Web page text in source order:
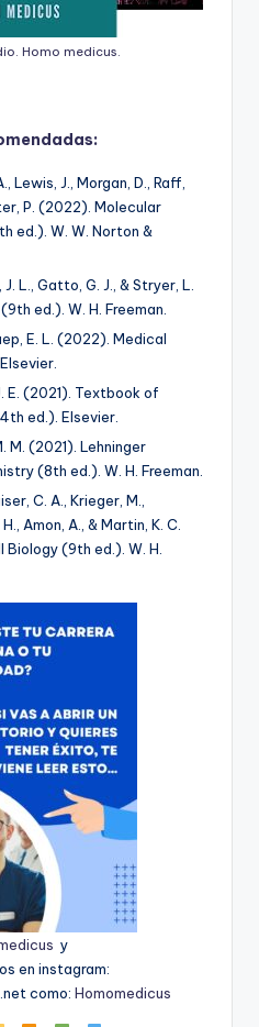
Homo medicus.
Lewis, J., Morgan, D., Raff,
P. (2022). Molecular
ed.). W. W. Norton &
L., Gatto, G. J., & Stryer, L.
(9th ed.). W. H. Freeman.
E. L. (2022). Medical
E. (2021). Textbook of
ed.). Elsevier.
M. (2021). Lehninger
(8th ed.). W. H. Freeman.
C. A., Krieger, M.,
Amon, A., & Martin, K. C.
Biology(9th ed.). W. H.
y
en instagram:
como: Homomedicus